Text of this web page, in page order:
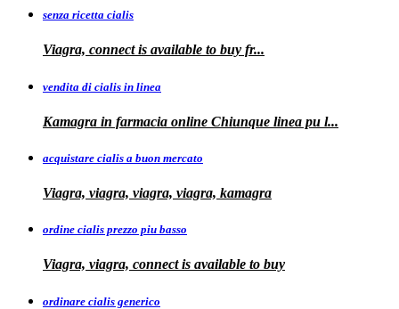
senza ricetta cialis
Viagra, connect is available to buy fr...
vendita di cialis in linea
Kamagra in farmacia online Chiunque linea pu l...
acquistare cialis a buon mercato
Viagra, viagra, viagra, viagra, kamagra
ordine cialis prezzo piu basso
Viagra, viagra, connect is available to buy
ordinare cialis generico